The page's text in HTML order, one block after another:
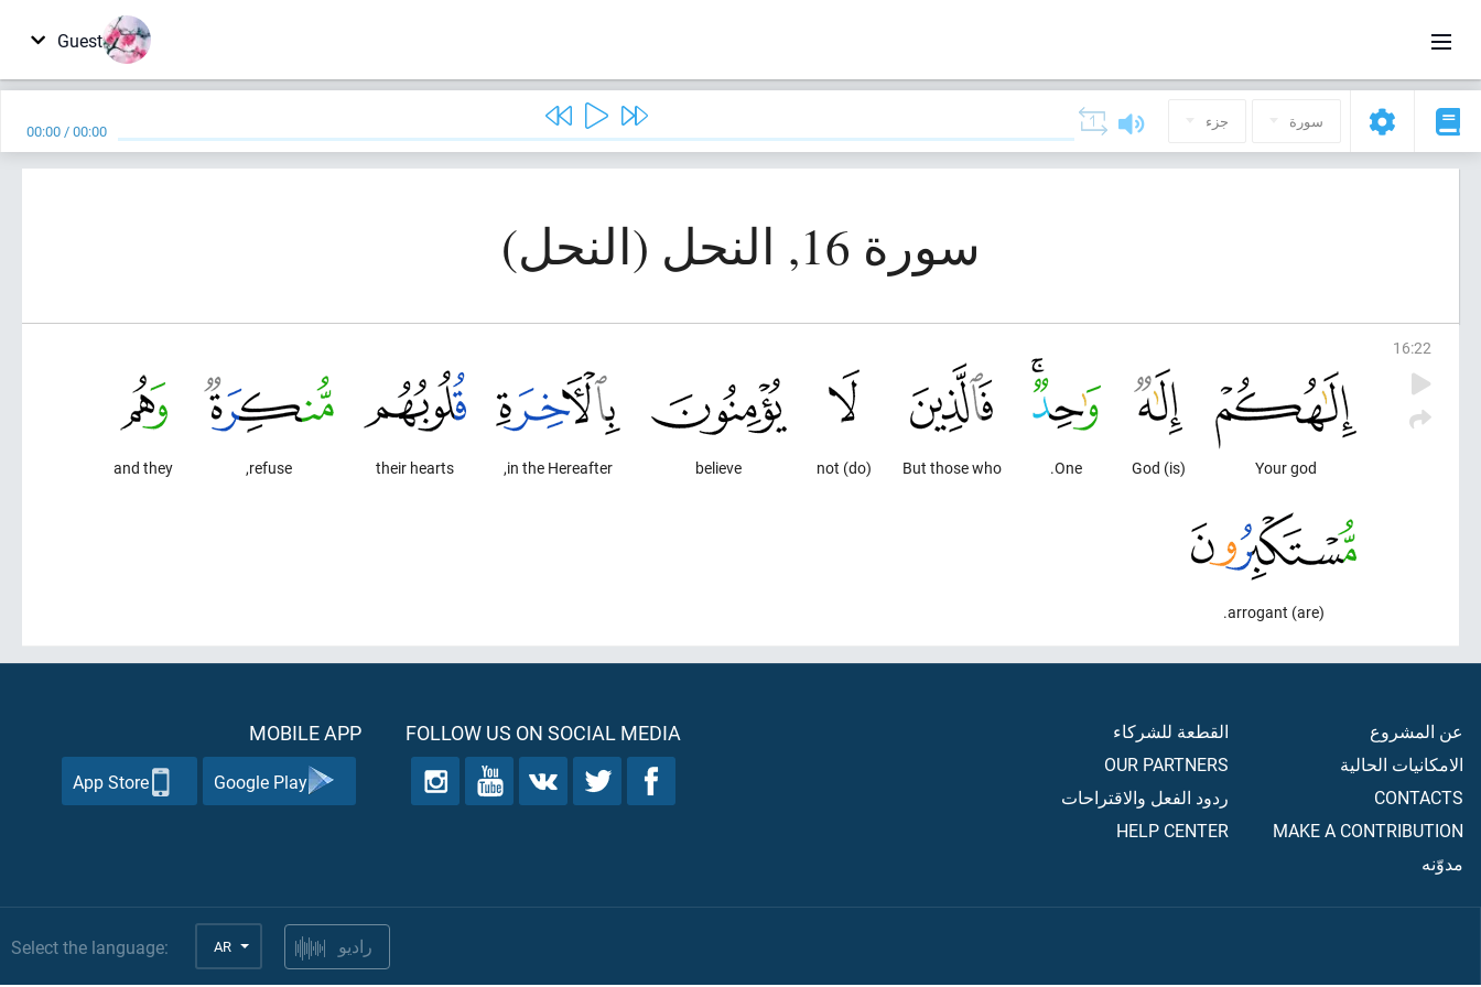
Guest
سورة جزء 00:00 /00:00
سورة 16, النحل (النحل)
16:22
Your god
(is) God
One.
But those who
(do) not
believe
in the Hereafter,
their hearts
refuse,
and they
(are) arrogant.
عن المشروع
الامكانيات الحالية
CONTACTS
MAKE A CONTRIBUTION
مدوّنه
القطعة للشركاء
OUR PARTNERS
ردود الفعل والاقتراحات
HELP CENTER
FOLLOW US ON SOCIAL MEDIA
MOBILE APP
Google Play
App Store
Select the language: AR راديو